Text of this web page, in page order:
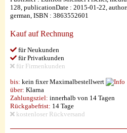
128, publicationDate : 2015-01-22,
german, ISBN : 3863552601
Kauf auf Rechnung
für Neukunden
für Privatkunden
für Firmenkunden
bis: kein fixer Maximalbestellwert
über: Klarna
Zahlungsziel: innerhalb von 14 Tagen
Rückgabefrist: 14 Tage
kostenloser Rückversand